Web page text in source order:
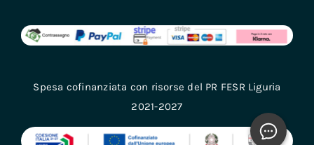
Spesa cofinanziata con risorse del PR FESR Liguria
2021-2027